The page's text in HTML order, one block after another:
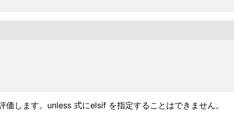
します。unless 式にelsif を指定することはできません。